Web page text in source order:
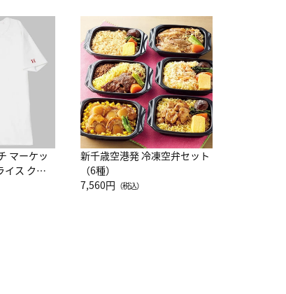
マーケッ
イス クル
シャツ
新千歳空港発 冷凍空弁セット
（6種）
7,560円 （税込）